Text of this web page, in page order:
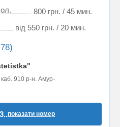
800 грн. / 45 мин.
від 550 грн. / 20 мин.
910 р-н. Амур-
показати номер